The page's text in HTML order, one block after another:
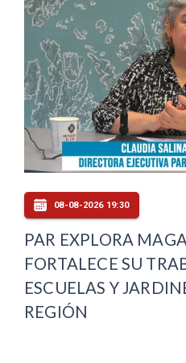
08-08-2026 19:30
PAR EXPLORA
FORTALECE SU
ESCUELAS Y
REGIÓN